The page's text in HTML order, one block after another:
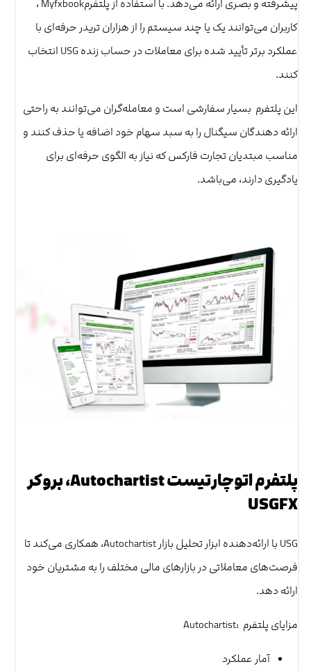
پیشرفته و بصری ارائه می‌دهد. با استفاده از پلتفرمMyfxbook ،
کاربران می‌توانند یک یا چند سیستم را از هزاران تریدر حرفه‌ای با
عملکرد برتر تأیید شده برای معاملات در حساب زنده USG انتخاب
کنند.
این پلتفرم بسیار سفارشی است و معامله‌گران می‌توانند به راحتی
ارائه دهندگان سیگنال را به سبد سهام خود اضافه یا حذف کنند و
مناسب مبتدیان تجارت فارکس که نیاز به الگوی حرفه‌ای برای
یادگیری دارند، می‌باشد.
پلتفرم اتوچارتیست Autochartist، بروکر
USGFX
USG با ارائه‌دهنده ابزار تحلیل بازار Autochartist، همکاری می‌کند تا
فرصت‌های معاملاتی در بازارهای مالی مختلف را به مشتریان خود
ارائه دهد.
مزایای پلتفرم :Autochartist
آمار عملکرد